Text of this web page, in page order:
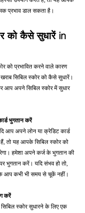
प्रभाव डाल सकता है।
को कैसे सुधारें in
को प्रभावित करने वाले कारण
सिबिल स्कोर को कैसे सुधारें।
आप अपने सिबिल स्कोर में सुधार
भुगतान करें
आप अपने लोन या क्रेडिट कार्ड
तो यह आपके सिबिल स्कोर को
हमेशा अपने कर्ज के भुगतान की
भुगतान करें। यदि संभव हो तो,
आप कभी भी समय से चूकें नहीं।
करें
स्कोर सुधारने के लिए एक